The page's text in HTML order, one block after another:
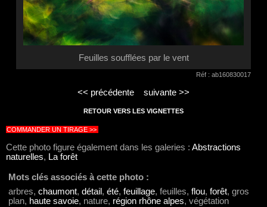
Feuilles soufflées par le vent
Réf : ab160830017
<< précédente suivante >>
RETOUR VERS LES VIGNETTES
COMMANDER UN TIRAGE >>
Cette photo figure également dans les galeries : Abstractions
naturelles, La forêt
Mots clés associés à cette photo :
arbres, chaumont, détail , été, feuillage, feuilles, flou, forêt, gros
plan, haute savoie, nature, région rhône alpes, végétation